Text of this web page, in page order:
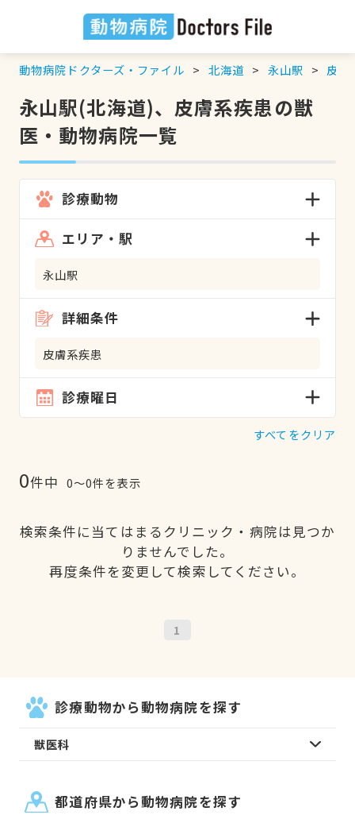
動物病院ドクターズ・ファイル 北海道 永山駅 皮膚
永山駅(北海道)、皮膚系疾患の獣
医・動物病院一覧
診療動物
エリア・駅
永山駅
詳細条件
皮膚系疾患
診療曜日
すべてをクリア
0件中 0〜0件を表示
検索条件に当てはまるクリニック・病院は見つか
りませんでした。
再度条件を変更して検索してください。
1
診療動物から動物病院を探す
獣医科
都道府県から動物病院を探す